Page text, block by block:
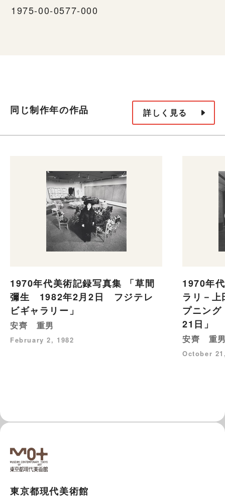
1975-00-0577-000
同じ制作年の作品 詳しく見る
1970年代美術記録写真集 「草間
彌生 1982年2月2日 フジテレ
ビギャラリー」
安齊 重男
February 2, 1982
1970年
ラリ－
プニン
21日」
安齊 重
October
東京都現代美術館